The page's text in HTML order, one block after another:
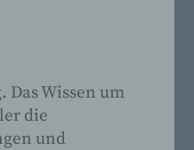
Wissen um
die
und